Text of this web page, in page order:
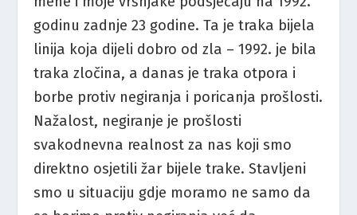
godinu zadnje 23 godine. Ta je traka bijela
linija koja dijeli dobro od zla – 1992. je bila
traka zločina, a danas je traka otpora i
borbe protiv negiranja i poricanja prošlosti.
Nažalost, negiranje je prošlosti
svakodnevna realnost za nas koji smo
direktno osjetili žar bijele trake. Stavljeni
smo u situaciju gdje moramo ne samo da